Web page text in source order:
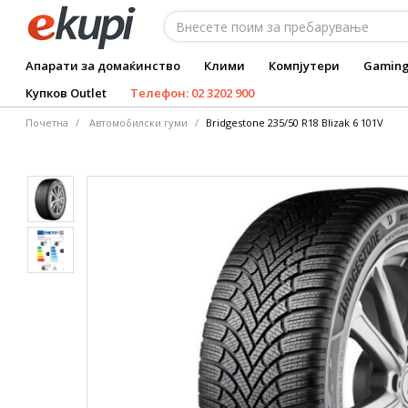
Апарати за домаќинство Клими Компјутери
Купков Outlet
Телефон: 02 3202 900
Почетна Автомобилски гуми Bridgestone 235/50 R18 Blizak 6 101V